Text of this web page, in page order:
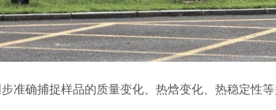
确捕捉样品的质量变化、热焓变化、热稳定性